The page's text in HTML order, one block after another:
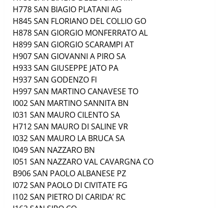
H778SAN BIAGIO PLATANI AG
H845SAN FLORIANO DEL COLLIO GO
H878SAN GIORGIO MONFERRATOAL
H899SAN GIORGIO SCARAMPI AT
H907SAN GIOVANNI A PIROSA
H933SAN GIUSEPPE JATO PA
H937SAN GODENZO FI
H997SAN MARTINO CANAVESE TO
I002SAN MARTINO SANNITA BN
I031 SAN MAURO CILENTOSA
H712SAN MAURO DI SALINE VR
I032SAN MAURO LA BRUCASA
I049SAN NAZZARO BN
I051 SAN NAZZARO VAL CAVARGNA CO
B906SAN PAOLO ALBANESE PZ
I072SAN PAOLO DI CIVITATE FG
I102SAN PIETRO DI CARIDA’ RC